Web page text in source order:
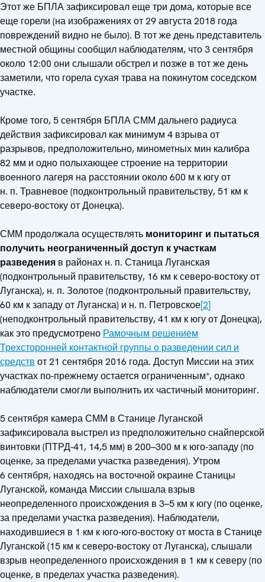
Этот же БПЛА зафиксировал еще три дома, которые все
еще горели (на изображениях от 29 августа 2018 года
повреждений видно не было). В тот же день представитель
местной общины сообщил наблюдателям, что 3 сентября
около 12:00 они слышали обстрел и позже в тот же день
заметили, что горела сухая трава на покинутом соседском
участке.
Кроме того, 5 сентября БПЛА СММ дальнего радиуса
действия зафиксировал как минимум 4 взрыва от
разрывов, предположительно, минометных мин калибра
82 мм и одно полыхающее строение на территории
военного лагеря на расстоянии около 600 м к югу от
н. п. Травневое (подконтрольный правительству, 51 км к
северо‑востоку от Донецка).
СММ продолжала осуществлять мониторинг и пытаться
получить неограниченный доступ к участкам
разведения в районах н. п. Станица Луганская
(подконтрольный правительству, 16 км к северо-востоку от
Луганска), н. п. Золотое (подконтрольный правительству,
60 км к западу от Луганска) и н. п. Петровское[2]
(неподконтрольный правительству, 41 км к югу от Донецка),
как это предусмотрено Рамочным решением
Трехсторонней контактной группы о разведении сил и
средств от 21 сентября 2016 года. Доступ Миссии на этих
участках по-прежнему остается ограниченным*, однако
наблюдатели смогли выполнить их частичный мониторинг.
5 сентября камера СММ в Станице Луганской
зафиксировала выстрел из предположительно снайперской
винтовки (ПТРД‑41, 14,5 мм) в 200–300 м к юго‑западу (по
оценке, за пределами участка разведения). Утром
6 сентября, находясь на восточной окраине Станицы
Луганской, команда Миссии слышала взрыв
неопределенного происхождения в 3–5 км к югу (по оценке,
за пределами участка разведения). Наблюдатели,
находившиеся в 1 км к юго‑юго‑востоку от моста в Станице
Луганской (15 км к северо‑востоку от Луганска), слышали
взрыв неопределенного происхождения в 1 км к северу (по
оценке, в пределах участка разведения).